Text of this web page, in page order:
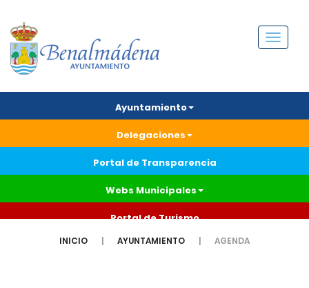
Menú
Ayuntamiento
Delegaciones
Portal de Transparencia
Webs Municipales
Portal de Turismo
INICIO AYUNTAMIENTO AGENDA